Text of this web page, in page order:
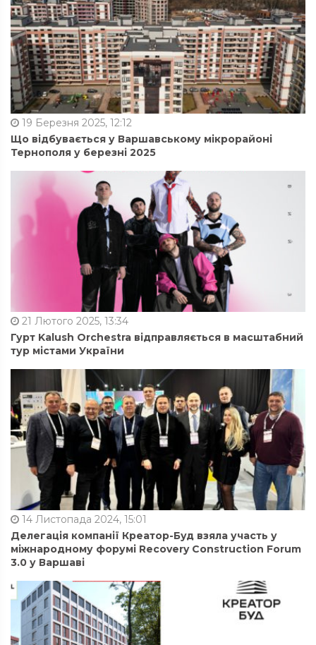
19 Березня 2025, 12:12
Що відбувається у Варшавському мікрорайоні
Тернополя у березні 2025
21 Лютого 2025, 13:34
Гурт Kalush Orchestra відправляється в масштабний
тур містами України
14 Листопада 2024, 15:01
Делегація компанії Креатор-Буд взяла участь у
міжнародному форумі Recovery Construction Forum
3.0 у Варшаві